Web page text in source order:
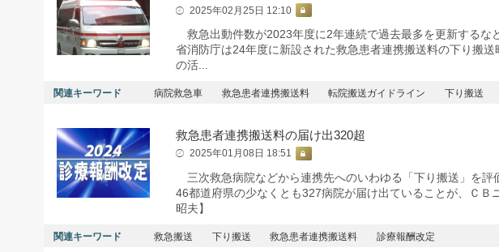
2025年02月25日 12:10
救急出動件数が2023年度に2年連続で過去最多を更新するな
省消防庁は24年度に新設された救急患者連携搬送料の下り搬送
の活...
関連キーワード 病院救急車 救急患者連携搬送料 転院搬送ガイドライン 下り搬送
救急患者連携搬送料の届け出320超
2025年01月08日 18:51
三次救急病院などから連携先へのいわゆる「下り搬送」を評
46都道府県の少なくとも327病院が届け出ていることが、ＣＢ
昭夫】
関連キーワード 救急搬送 下り搬送 救急患者連携搬送料 診療報酬改定